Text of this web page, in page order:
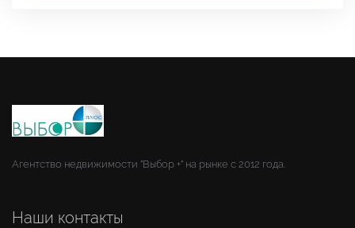
Агентство недвижимости "Выбор +" на рынке с 2012 года.
Наши контакты